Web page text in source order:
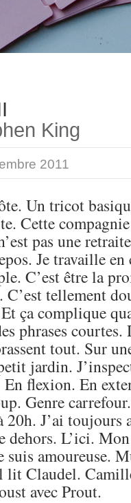
King
2011
Un tricot
Cette
pas une
Je travaille
C’est être la
tellement
ça complique
phrases
tout. Sur
jardin.
En flexion. En
Genre
20h. J’ai toujours
L’ici.
amoureuse.
lit Claudel.
avec Prout.